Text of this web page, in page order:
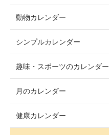
動物カレンダー
シンプルカレンダー
趣味・スポーツのカレンダー
月のカレンダー
健康カレンダー